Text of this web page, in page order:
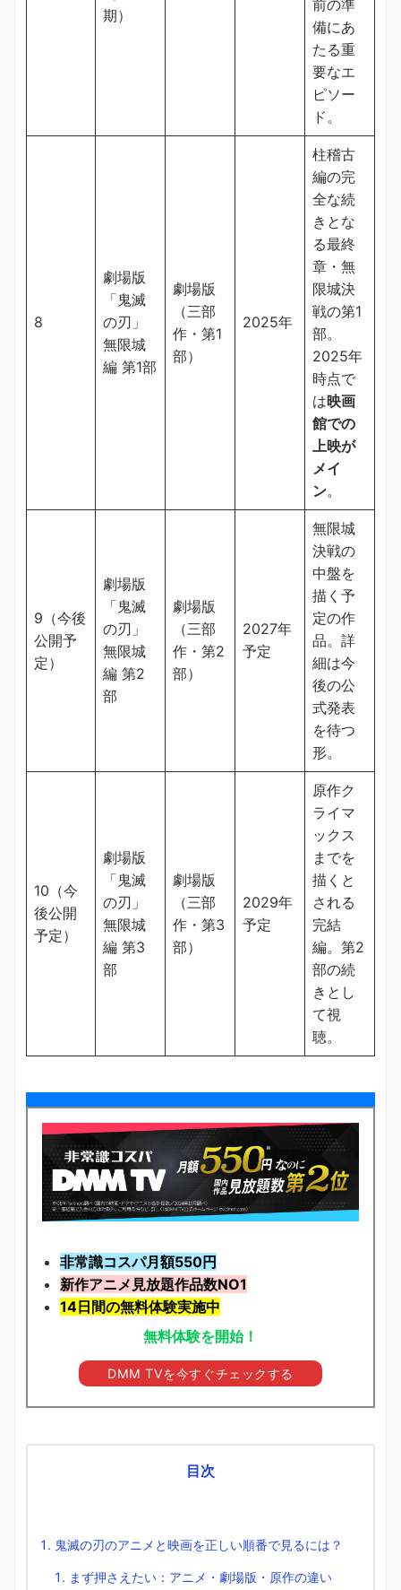
期）
前の準
備にあ
たる重
要なエ
ピソー
ド。
8
劇場版
「鬼滅
の刃」
無限城
編 第1部
劇場版
（三部
作・第1
部）
2025年
柱稽古
編の完
全な続
きとな
る最終
章・無
限城決
戦の第1
部。
2025年
時点で
は映画
館での
上映が
メイ
ン。
9（今後
公開予
定）
劇場版
「鬼滅
の刃」
無限城
編 第2
部
劇場版
（三部
作・第2
部）
2027年
予定
無限城
決戦の
中盤を
描く予
定の作
品。詳
細は今
後の公
式発表
を待つ
形。
10（今
後公開
予定）
劇場版
「鬼滅
の刃」
無限城
編 第3
部
劇場版
（三部
作・第3
部）
2029年
予定
原作ク
ライマ
ックス
までを
描くと
される
完結
編。第2
部の続
きとし
て視
聴。
非常識コスパ月額550円
新作アニメ見放題作品数NO1
14日間の無料体験実施中
無料体験を開始！
DMM TVを今すぐチェックする
目次
鬼滅の刃のアニメと映画を正しい順番で見るには？
まず押さえたい：アニメ・劇場版・原作の違い